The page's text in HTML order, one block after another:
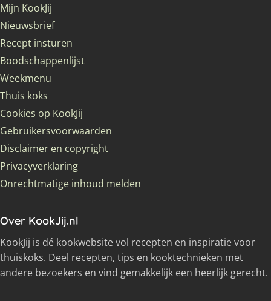
Mijn KookJij
Nieuwsbrief
Recept insturen
Boodschappenlijst
Weekmenu
Thuis koks
Cookies op KookJij
Gebruikersvoorwaarden
Disclaimer en copyright
Privacyverklaring
Onrechtmatige inhoud melden
Over KookJij.nl
KookJij is dé kookwebsite vol recepten en inspiratie voor
thuiskoks. Deel recepten, tips en kooktechnieken met
andere bezoekers en vind gemakkelijk een heerlijk gerecht.